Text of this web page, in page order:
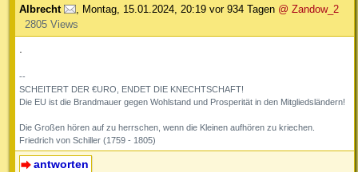
Albrecht , Montag, 15.01.2024, 20:19 vor 934 Tagen @ Zandow_2
2805 Views
.
--
SCHEITERT DER €URO, ENDET DIE KNECHTSCHAFT!
Die EU ist die Brandmauer gegen Wohlstand und Prosperität in den Mitgliedsländern!
Die Großen hören auf zu herrschen, wenn die Kleinen aufhören zu kriechen.
Friedrich von Schiller (1759 - 1805)
antworten